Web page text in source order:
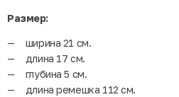
Размер:
ширина 21 см.
длина 17 см.
глубина 5 см.
длина ремешка 112 см.